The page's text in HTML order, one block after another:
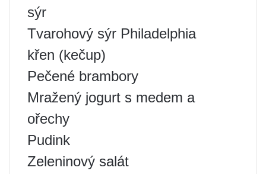
sýr
Tvarohový sýr Philadelphia
křen (kečup)
Pečené brambory
Mražený jogurt s medem a
ořechy
Pudink
Zeleninový salát